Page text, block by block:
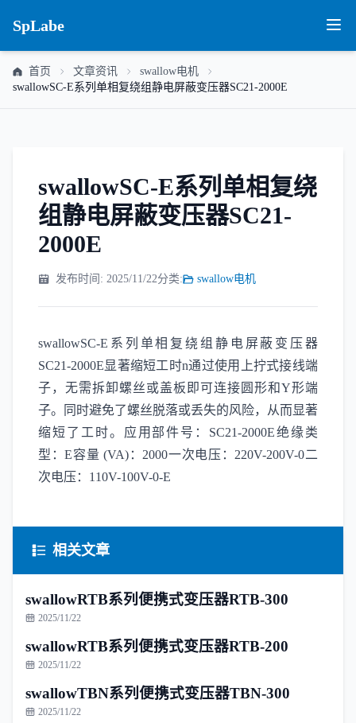
SpLabe
首页 文章资讯
swallow电机
swallowSC-E系列单相复绕组静电屏蔽变压器SC21-2000E
swallowSC-E系列单相复绕
组静电屏蔽变压器SC21-
2000E
发布时间: 2025/11/22分类: swallow电机
swallowSC-E系列单相复绕组静电屏蔽变压器
SC21-2000E显著缩短工时n通过使用上拧式接线端
子，无需拆卸螺丝或盖板即可连接圆形和Y形端
子。同时避免了螺丝脱落或丢失的风险，从而显著
缩短了工时。应用部件号：SC21-2000E绝缘类
型：E容量 (VA)：2000一次电压：220V-200V-0二
次电压：110V-100V-0-E
相关文章
swallowRTB系列便携式变压器RTB-300
2025/11/22
swallowRTB系列便携式变压器RTB-200
2025/11/22
swallowTBN系列便携式变压器TBN-300
2025/11/22